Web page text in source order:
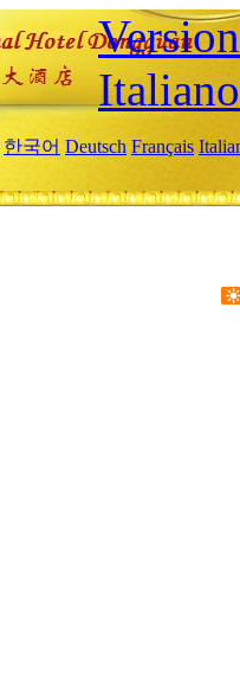
Italiano
한국어 Deutsch Français